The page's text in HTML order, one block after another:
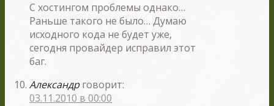
С хостингом проблемы однако…
Раньше такого не было… Думаю
исходного кода не будет уже,
сегодня провайдер исправил этот
баг.
Александр говорит:
03.11.2010 в 00:00